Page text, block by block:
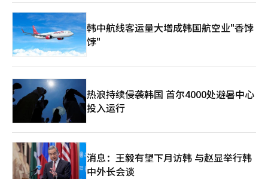
韩中航线客运量大增成韩国航空业"香饽
饽"
热浪持续侵袭韩国 首尔4000处避暑中心
投入运行
消息：王毅有望下月访韩 与赵显举行韩
中外长会谈